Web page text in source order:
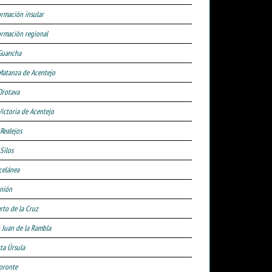
insular
regional
de Acentejo
de Acentejo
de la Cruz
Juan de la Rambla
Úrsula